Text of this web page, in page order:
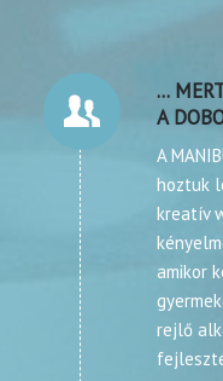
...
A
A
hoztuk
kreatív
amikor
rejlő